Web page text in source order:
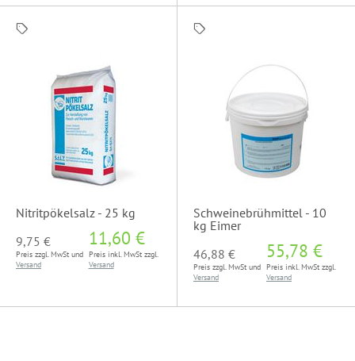
Nitritpökelsalz - 25 kg
9,75 €
Preis zzgl. MwSt und
Versand
11,60 €
Preis inkl. MwSt zzgl.
Versand
Schweinebrühmittel - 10
kg Eimer
46,88 €
Preis zzgl. MwSt und
Versand
55,78 €
Preis inkl. MwSt zzgl.
Versand